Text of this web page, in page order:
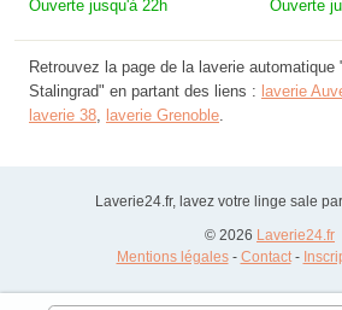
Ouverte jusqu'à 22h
Ouverte
Retrouvez la page de la laverie automatique
Stalingrad" en partant des liens : laverie
laverie 38
laverie Grenoble
Laverie24.fr, lavez votre linge sale
© 2026 Laverie24.fr
Mentions légales- Contact-